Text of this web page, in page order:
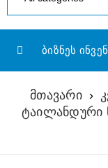
ᲑᲘᲖᲜᲔᲡ
მთავარი ›
ტაილანდური